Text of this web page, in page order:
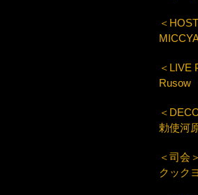
＜
＜LIVE
Rusow
＜
勅使河
＜司会＞
クック